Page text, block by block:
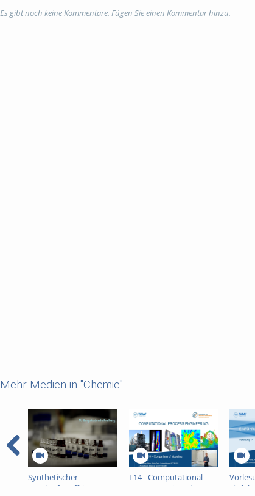
Es gibt noch keine Kommentare. Fügen Sie einen Kommentar hinzu.
Mehr Medien in "Chemie"
Synthetischer
Ottokraftstoff | TU
L14 - Computational
Process Engineering